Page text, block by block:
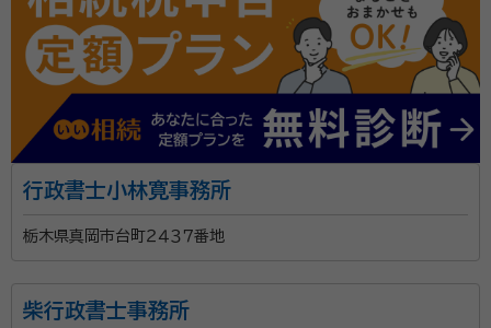
行政書士小林寛事務所
栃木県真岡市台町２４３７番地
柴行政書士事務所